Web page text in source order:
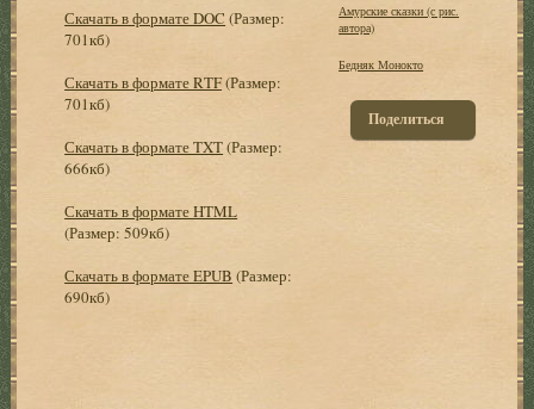
Скачать в формате DOC (Размер:
701кб)
Скачать в формате RTF(Размер:
701кб)
Скачать в формате TXT(Размер:
666кб)
Скачать в формате HTML
(Размер: 509кб)
Скачать в формате EPUB (Размер:
690кб)
Амурские сказки (с рис.
автора)
Бедняк Монокто
Поделиться